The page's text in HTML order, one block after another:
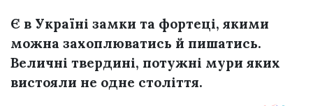
Є в Україні замки та фортеці, якими
можна захоплюватись й пишатись.
Величні твердині, потужні мури яких
вистояли не одне століття.